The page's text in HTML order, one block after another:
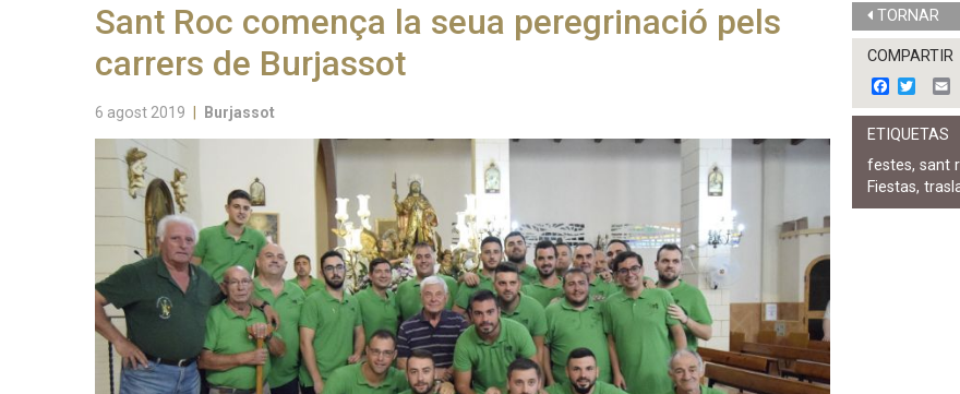
Sant Roc comença la seua peregrinació pels
carrers de Burjassot
6 agost 2019 Burjassot
TORNAR
COMPARTIR
F
a
c
e
b
o
o
k
w
i
t
e
r
a
ETIQUETAS
festes,sant
Fiestas,